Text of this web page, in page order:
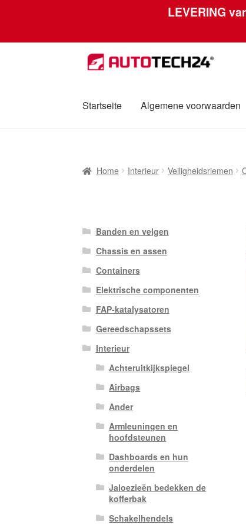
LEVERING
Ga
door
navigatie
Ga
naar
inhoud
Startseite Algemene voorwaarden
Over ons PrivacybeleidWereldwijde
Home Interieur Veiligheidsriemen
Banden en velgen
Chassis en assen
Containers
Elektrische componenten
FAP-katalysatoren
Gereedschapssets
Interieur
Achteruitkijkspiegel
Airbags
Ander
Armleuningen en
hoofdsteunen
Dashboards en hun
onderdelen
Jaloezieën bedekken de
kofferbak
Schakelhendels